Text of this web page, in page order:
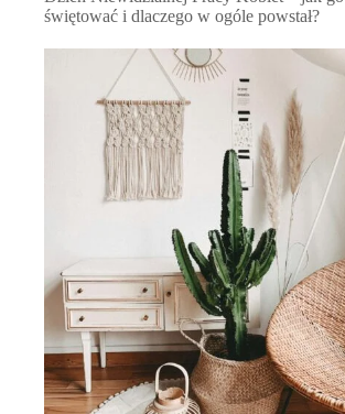
świętować i dlaczego w ogóle powstał?